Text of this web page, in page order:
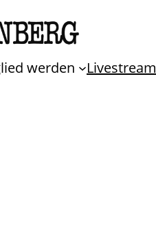
werden Livestream